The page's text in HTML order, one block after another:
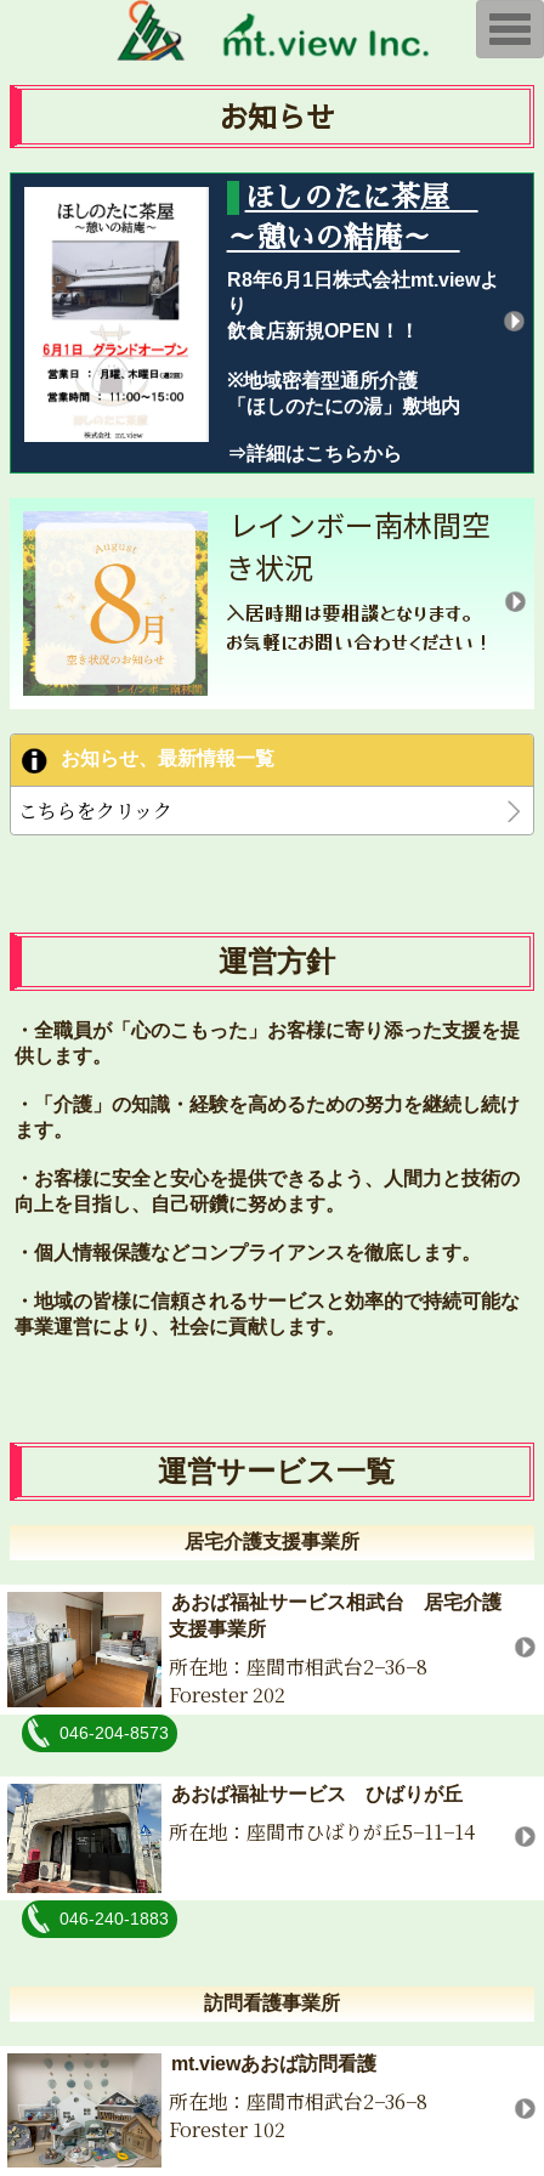
お知らせ
ほしのたに茶屋
～憩いの結庵～
R8年6月1日株式会社mt.viewよ
り
飲食店新規OPEN！！
※地域密着型通所介護
「ほしのたにの湯」敷地内
⇒詳細はこちらから
レインボー南林間空
き状況
入居時期は要相談となります。
お気軽にお問い合わせください！
お知らせ、最新情報一覧
こちらをクリック
運営方針
・全職員が「⼼のこもった」お客様に寄り添った⽀援を提
供します。
・「介護」の知識・経験を⾼めるための努⼒を継続し続け
ます。
・お客様に安全と安⼼を提供できるよう、⼈間⼒と技術の
向上を⽬指し、⾃⼰研鑽に努めます。
・個⼈情報保護などコンプライアンスを徹底します。
・地域の皆様に信頼されるサービスと効率的で持続可能な
事業運営により、社会に貢献します。
運営サービス一覧
居宅介護支援事業所
あおば福祉サービス相武台 居宅介護
支援事業所
所在地：座間市相武台2−36−8
Forester 202
046-204-8573
あおば福祉サービス ひばりが丘
所在地：座間市ひばりが丘5−11−14
046-240-1883
訪問看護事業所
mt.viewあおば訪問看護
所在地：座間市相武台2−36−8
Forester 102
T
o
g
l
a